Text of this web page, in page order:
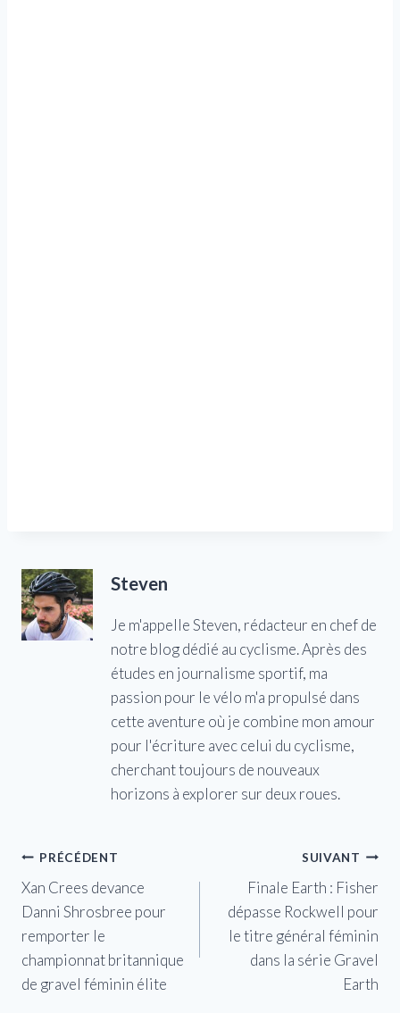
Steven
Je m'appelle Steven, rédacteur en chef de
notre blog dédié au cyclisme. Après des
études en journalisme sportif, ma
passion pour le vélo m'a propulsé dans
cette aventure où je combine mon amour
pour l'écriture avec celui du cyclisme,
cherchant toujours de nouveaux
horizons à explorer sur deux roues.
Navigation
de
l’article
PRÉCÉDENT
Xan Crees devance
Danni Shrosbree pour
remporter le
championnat britannique
de gravel féminin élite
SUIVANT
Finale Earth : Fisher
dépasse Rockwell pour
le titre général féminin
dans la série Gravel
Earth